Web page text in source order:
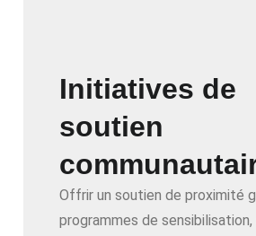
Initiatives de
soutien
Offrir un soutien de proximité
programmes de